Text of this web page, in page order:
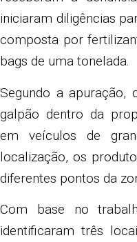
iniciaram diligências
composta por
bags de uma tonelada.
Segundo a
galpão dentro da
em veículos de
localização, os
diferentes pontos da
Com base no
identificaram três